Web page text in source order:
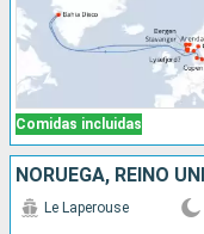
Comidas incluidas
NORUEGA, REINO
Le Laperouse